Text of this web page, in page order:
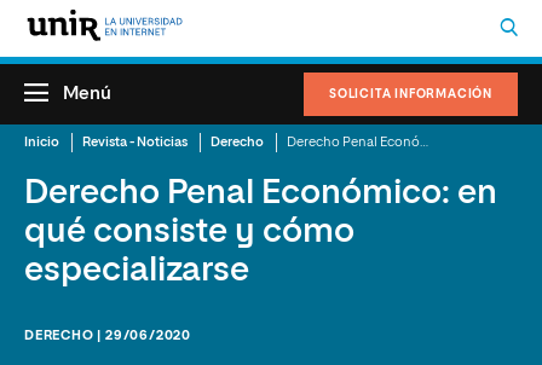
SOLICITA INFORMACIÓN
Menú
Inicio Revista - Noticias Derecho
Derecho Penal Económico: en
qué consiste y cómo
especializarse
DERECHO | 29/06/2020